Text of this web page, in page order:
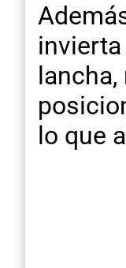
lo que